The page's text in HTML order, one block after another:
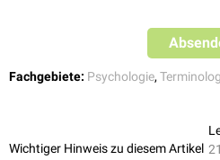
Fachgebiete: Psychologie,
Wichtiger Hinweis zu diesem Artikel